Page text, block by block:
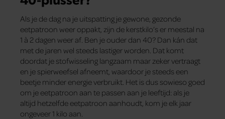
Als je de dag na je uitspatting je gewone, gezonde
eetpatroon weer oppakt, zijn de kerstkilo’s er meestal na
1 à 2 dagen weer af. Ben je ouder dan 40? Dan kán dat
met de jaren wel steeds lastiger worden. Dat komt
doordat je stofwisseling langzaam maar zeker vertraagt
en je spierweefsel afneemt, waardoor je steeds een
beetje minder energie verbruikt. Het is dus sowieso goed
om je eetpatroon aan te passen aan je leeftijd: als je
altijd hetzelfde eetpatroon aanhoudt, kom je elk jaar
ongeveer 1 kilo aan.